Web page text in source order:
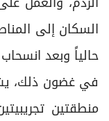
السكان إلى
حالياً وبعد
في غضون ذلك،
منطقتين